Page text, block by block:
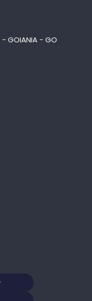
- GOIANIA - GO